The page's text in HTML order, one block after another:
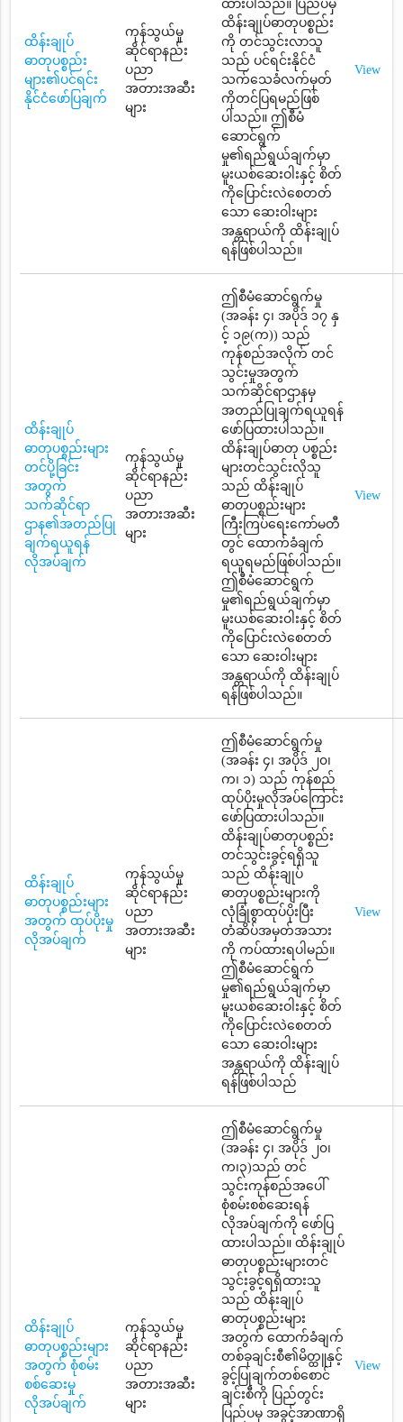
ထိန်းချုပ်
ဓာတုပစ္စည်း
များ၏ပင်ရင်း
နိုင်ငံဖော်ပြချက်
ကုန်သွယ်မှု
ဆိုင်ရာနည်း
ပညာ
အတားအဆီး
များ
ထားပါသည်။ ပြည်ပမှ
ထိန်းချုပ်ဓာတုပစ္စည်း
ကို တင်သွင်းလာသူ
သည် ပင်ရင်းနိုင်ငံ
သက်သေခံလက်မှတ်
ကိုတင်ပြရမည်ဖြစ်
ပါသည်။ ဤစီမံ
ဆောင်ရွက်
မှု၏ရည်ရွယ်ချက်မှာ
မူးယစ်ဆေးဝါးနှင့် စိတ်
ကိုပြောင်းလဲစေတတ်
သော ဆေးဝါးများ
အန္တရာယ်ကို ထိန်းချုပ်
ရန်ဖြစ်ပါသည်။
View
ထိန်းချုပ်
ဓာတုပစ္စည်းများ
တင်ပို့ခြင်း
အတွက်
သက်ဆိုင်ရာ
ဌာန၏အတည်ပြု
ချက်ရယူရန်
လိုအပ်ချက်
ကုန်သွယ်မှု
ဆိုင်ရာနည်း
ပညာ
အတားအဆီး
များ
ဤစီမံဆောင်ရွက်မှု
(အခန်း ၄၊ အပိုဒ် ၁၇ နှ
င့် ၁၉(က)) သည်
ကုန်စည်အလိုက် တင်
သွင်းမှုအတွက်
သက်ဆိုင်ရာဌာနမှ
အတည်ပြုချက်ရယူရန်
ဖော်ပြထားပါသည်။
ထိန်းချုပ်ဓာတု ပစ္စည်း
များတင်သွင်းလိုသူ
သည် ထိန်းချုပ်
ဓာတုပစ္စည်းများ
ကြီးကြပ်ရေးကော်မတီ
တွင် ထောက်ခံချက်
ရယူရမည်ဖြစ်ပါသည်။
ဤစီမံဆောင်ရွက်
မှု၏ရည်ရွယ်ချက်မှာ
မူးယစ်ဆေးဝါးနှင့် စိတ်
ကိုပြောင်းလဲစေတတ်
သော ဆေးဝါးများ
အန္တရာယ်ကို ထိန်းချုပ်
ရန်ဖြစ်ပါသည်။
View
ထိန်းချုပ်
ဓာတုပစ္စည်းများ
အတွက် ထုပ်ပိုးမှု
လိုအပ်ချက်
ကုန်သွယ်မှု
ဆိုင်ရာနည်း
ပညာ
အတားအဆီး
များ
ဤစီမံဆောင်ရွက်မှု
(အခန်း ၄၊ အပိုဒ် ၂၀၊
က၊ ၁) သည် ကုန်စည်
ထုပ်ပိုးမှုလိုအပ်ကြောင်း
ဖော်ပြထားပါသည်။
ထိန်းချုပ်ဓာတုပစ္စည်း
တင်သွင်းခွင့်ရရှိသူ
သည် ထိန်းချုပ်
ဓာတုပစ္စည်းများကို
လုံခြုံစွာထုပ်ပိုးပြီး
တံဆိပ်အမှတ်အသား
ကို ကပ်ထားရပါမည်။
ဤစီမံဆောင်ရွက်
မှု၏ရည်ရွယ်ချက်မှာ
မူးယစ်ဆေးဝါးနှင့် စိတ်
ကိုပြောင်းလဲစေတတ်
သော ဆေးဝါးများ
အန္တရာယ်ကို ထိန်းချုပ်
ရန်ဖြစ်ပါသည်
View
ထိန်းချုပ်
ဓာတုပစ္စည်းများ
အတွက် စုံစမ်း
စစ်ဆေးမှု
လိုအပ်ချက်
ကုန်သွယ်မှု
ဆိုင်ရာနည်း
ပညာ
အတားအဆီး
များ
ဤစီမံဆောင်ရွက်မှု
(အခန်း ၄၊ အပိုဒ် ၂၀၊
က၊၃)သည် တင်
သွင်းကုန်စည်အပေါ်
စုံစမ်းစစ်ဆေးရန်
လိုအပ်ချက်ကို ဖော်ပြ
ထားပါသည်။ ထိန်းချုပ်
ဓာတုပစ္စည်းများတင်
သွင်းခွင့်ရရှိထားသူ
သည် ထိန်းချုပ်
ဓာတုပစ္စည်းများ
အတွက် ထောက်ခံချက်
တစ်ခုချင်းစီ၏မိတ္ထူနှင့်
ခွင့်ပြုချက်တစ်စောင်
ချင်းစီကို ပြည်တွင်း
ပြည်ပမှ အခွင့်အာဏာရှိ
View